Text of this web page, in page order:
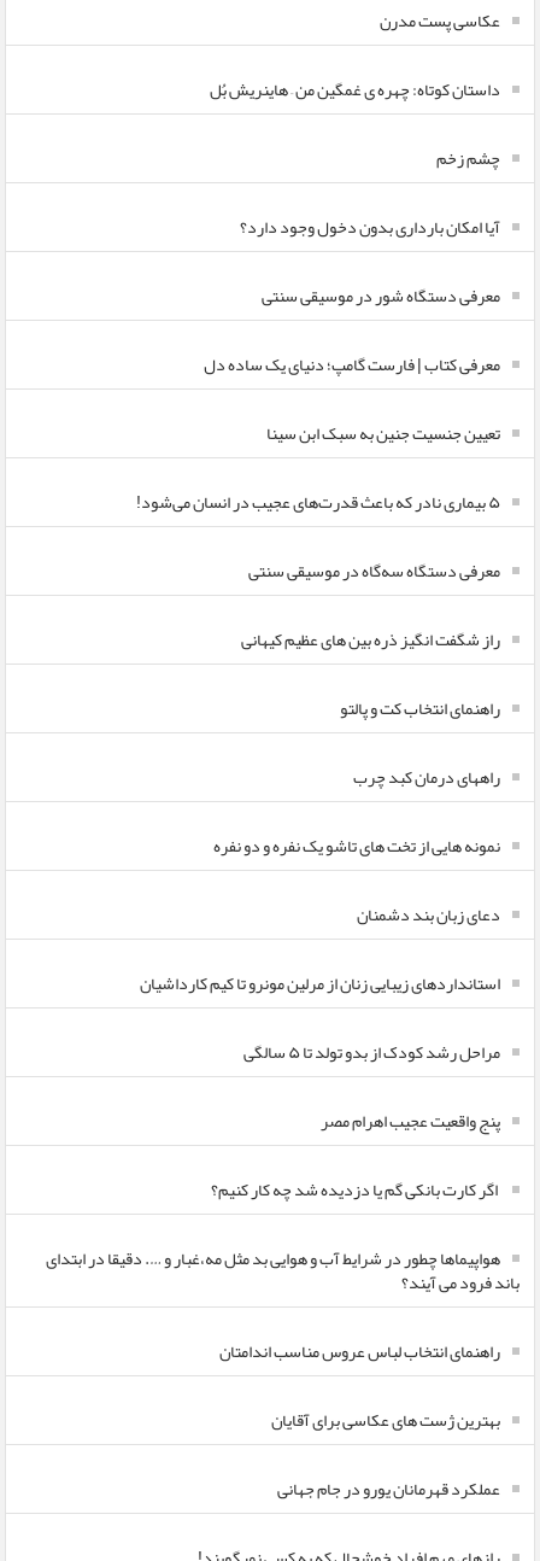
عکاسی پست مدرن
داستان کوتاه: چهره ی غمگین من – هاینریش بُل
چشم زخم
آیا امکان بارداری بدون دخول وجود دارد؟
معرفی دستگاه شور در موسیقی سنتی
معرفی کتاب | فارست گامپ؛ دنیای یک ساده دل
تعیین جنسیت جنین به سبک ابن سینا
۵ بیماری نادر که باعث قدرت‌های عجیب در انسان می‌شود!
معرفی دستگاه سه‌گاه در موسیقی سنتی
راز شگفت انگیز ذره بین های عظیم کیهانی
راهنمای انتخاب کت و پالتو
راههای درمان کبد چرب
نمونه هایی از تخت های تاشو یک نفره و دو نفره
دعای زبان بند دشمنان
استانداردهای زیبایی زنان از مرلین مونرو تا کیم کارداشیان
مراحل رشد کودک از بدو تولد تا ۵ سالگی
پنج واقعیت عجیب اهرام مصر
اگر کارت بانکی گم یا دزدیده شد چه کار کنیم؟
هواپیماها چطور در شرایط آب و هوایی بد مثل مه،غبار و …. دقیقا در ابتدای
باند فرود می آیند؟
راهنمای انتخاب لباس عروس مناسب اندامتان
بهترین ژست های عکاسی برای آقایان
عملکرد قهرمانان یورو در جام جهانی